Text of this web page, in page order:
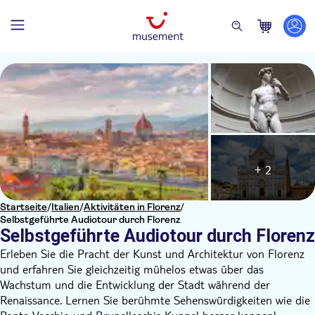
Startseite/Italien/Aktivitäten in Florenz/
Selbstgeführte Audiotour durch Florenz
Selbstgeführte Audiotour durch Florenz
+ 2
Erleben Sie die Pracht der Kunst und Architektur von Florenz
und erfahren Sie gleichzeitig mühelos etwas über das
Wachstum und die Entwicklung der Stadt während der
Renaissance. Lernen Sie berühmte Sehenswürdigkeiten wie die